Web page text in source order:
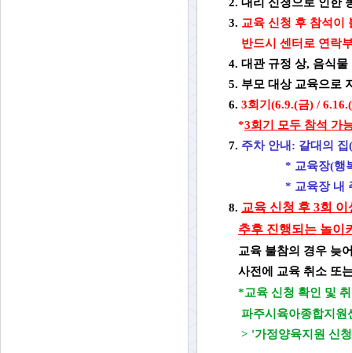
3. 교육 신청 후 참석이
반드시 센터로 연락
4. 대관 규정 상, 음식
5. 부모 대상 교육으로
6. 3회기(6.9.(금) /
*3회기 모두 참석 가
7. 주차 안내: 갈대의
* 교육장(행
* 교육장 내 주차공
8. 교육 신청 후 3회
추후 진행되는 놀이
교육 불참의 경우 늦
사전에 교육 취소 또
*교육 신청 확인 및
파주시육아종합지원
> '가정양육지원 신청